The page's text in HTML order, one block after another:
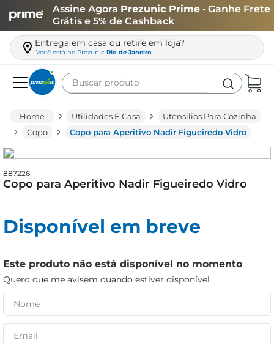
Assine Agora Prezunic Prime • Ganhe Frete
Grátis e 5% de Cashback
Entrega em casa ou retire em loja?
Você está no Prezunic Rio de Janeiro
Buscar produto
Utilidades E Casa
Utensílios Para Cozinha
Copo
Copo para Aperitivo Nadir Figueiredo Vidro
887226
Copo para Aperitivo Nadir Figueiredo Vidro
Disponível em breve
Este produto não está disponível no momento
Quero que me avisem quando estiver disponível
leite
queijo
azeite
iogurte
papel higiênico